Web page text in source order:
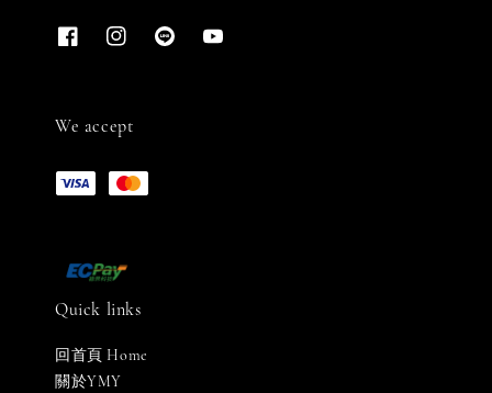
We accept
Quick links
回首頁 Home
關於YMY